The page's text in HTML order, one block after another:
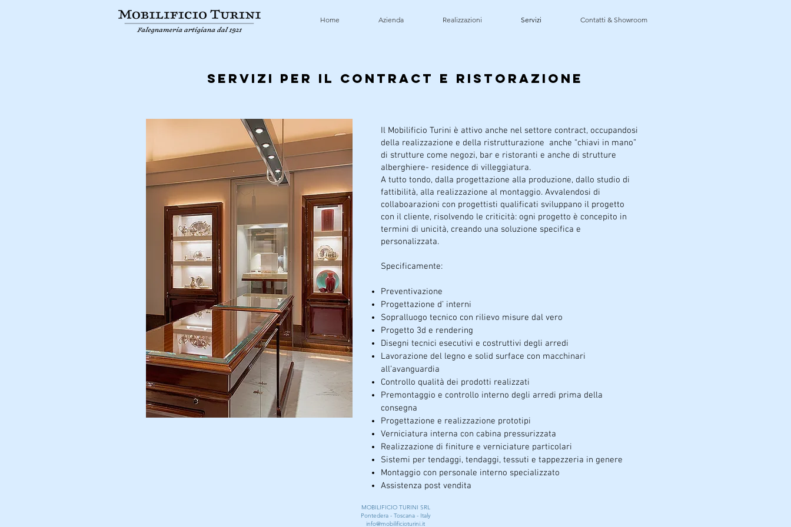
Home Azienda Realizzazioni Servizi Contatti & Showroom
servizi per il CONTRACT e ristorazione
Il Mobilificio Turini è attivo anche nel settore contract, occupandosi
della realizzazione e della ristrutturazione anche “chiavi in mano”
di strutture come negozi, bar e ristoranti e anche di strutture
alberghiere- residence di villeggiatura.
A tutto tondo, dalla progettazione alla produzione, dallo studio di
fattibilità, alla realizzazione al montaggio. Avvalendosi di
collaboarazioni con progettisti qualificati sviluppano il progetto
con il cliente, risolvendo le criticità: ogni progetto è concepito in
termini di unicità, creando una soluzione specifica e
personalizzata.
Specificamente:
Preventivazione
Progettazione d’ interni
Sopralluogo tecnico con rilievo misure dal vero
Progetto 3d e rendering
Disegni tecnici esecutivi e costruttivi degli arredi
Lavorazione del legno e solid surface con macchinari
all’avanguardia
Controllo qualità dei prodotti realizzati
Premontaggio e controllo interno degli arredi prima della
consegna
Progettazione e realizzazione prototipi
Verniciatura interna con cabina pressurizzata
Realizzazione di finiture e verniciature particolari
Sistemi per tendaggi, tendaggi, tessuti e tappezzeria in genere
Montaggio con personale interno specializzato
Assistenza post vendita
MOBILIFICIO TURINI SRL
Pontedera - Toscana - Italy
info@mobilificioturini.it